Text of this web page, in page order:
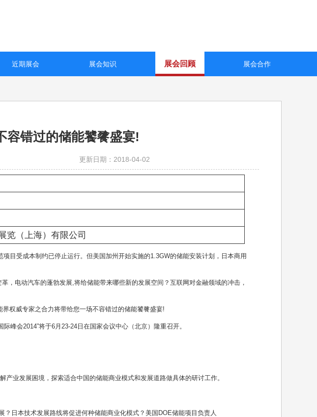
近期展会 展会知识 展会回顾 展会合作
错过的储能饕餮盛宴!
更新日期：2018-04-02
览（上海）有限公司
项目受成本制约已停止运行。但美国加州开始实施的1.3GW的储能安装计划，日本商用
，电动汽车的蓬勃发展,将给储能带来哪些新的发展空间？互联网对金融领域的冲击，
权威专家之合力将带给您一场不容错过的储能饕餮盛宴!
际峰会2014”将于6月 23-24 日在国家会议中心（北京）隆重召开。
业发展困境，探索适合中国的储能商业模式和发展道路做具体的研讨工作。
日本技术发展路线将促进何种储能商业化模式？美国 DOE储能项目负责人